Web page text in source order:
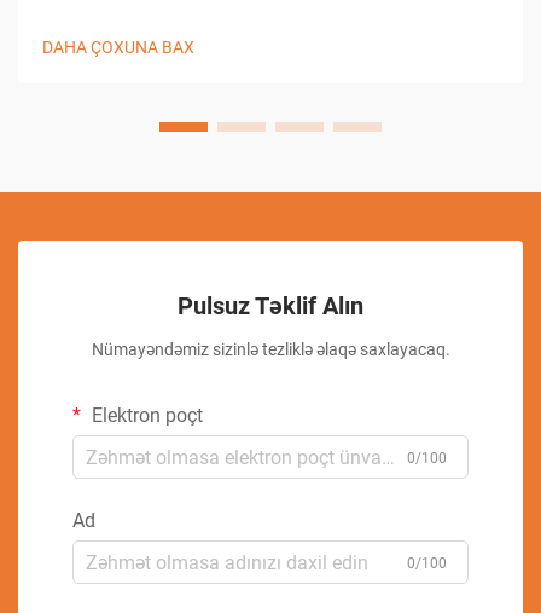
birləşmiş...
DAHA ÇOXUNA BAX
Pulsuz Təklif Alın
Nümayəndəmiz sizinlə tezliklə əlaqə saxlayacaq.
Elektron poçt
0/100
Ad
0/100